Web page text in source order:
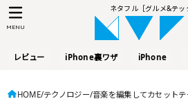
ネタフル［グルメ&テッ
レビュー iPhone裏ワザ iPhone
MENU
HOME テクノロジー 音楽を編集してカセット